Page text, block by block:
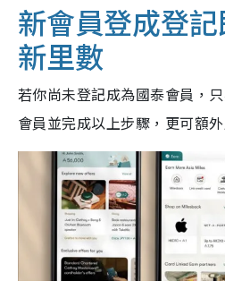
新會員登成登
新里數
若你尚未登記成為國泰會員，
會員並完成以上步驟，更可額